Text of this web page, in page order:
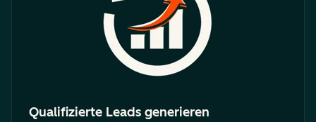
Qualifizierte Leads generieren